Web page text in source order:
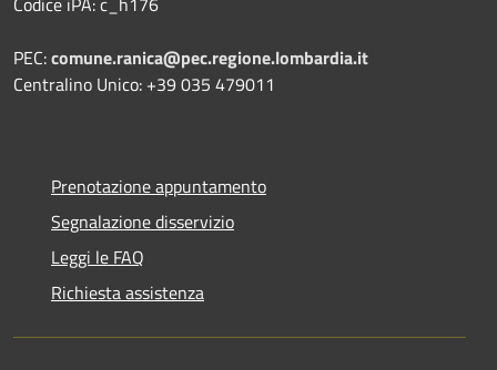
PEC:comune.ranica@pec.regione.lombardia.it
Centralino Unico: +39 035 479011
Prenotazione appuntamento
Segnalazione disservizio
Leggi le FAQ
Richiesta assistenza